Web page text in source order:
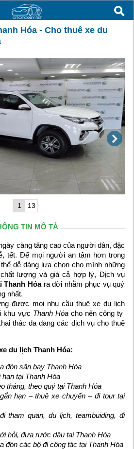
Hóa - Cho thuê xe du
1 13
TIN MÔ TẢ
càng tăng cao của người dân, đặc
tết. Để mọi người an tâm hơn trong
dễ dàng lựa chọn cho mình những
lượng và giá cả hợp lý, Dịch vụ
Thanh Hóa ra đời nhằm phục vụ quý
nhất.
được mọi nhu cầu thuê xe du lịch
khu vực Thanh Hóacho nên công ty
thác đa dang các dịch vụ cho thuê
du lịch Thanh Hóa:
đón sân bay Thanh Hóa
tại Thanh Hóa
tháng, theo quý tại Thanh Hóa
hạn – thuê xe chuyến – đi tour tại
tham quan, du lịch, teambuiding, đi
hỏi, đưa rước dâu tại Thanh Hóa
đón các bộ đi công tác tại Thanh Hóa